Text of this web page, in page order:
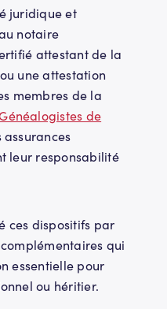
juridique et
notaire
attestant de la
une attestation
membres de la
de
assurances
leur responsabilité
ces dispositifs par
qui
essentielle pour
ou héritier.